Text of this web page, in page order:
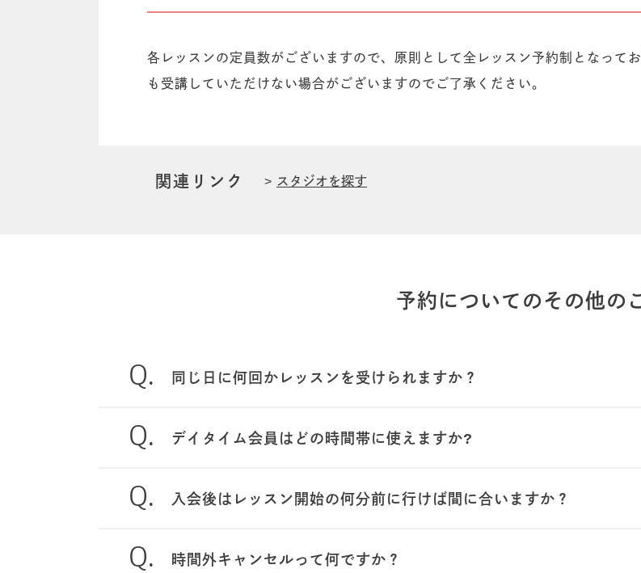
各レッスンの定員数がございますので、原則として全レッスン予約制となって
も受講していただけない場合がございますのでご了承ください。
関連リンク スタジオを探す
予約についてのその他の
同じ日に何回かレッスンを受けられますか？
デイタイム会員はどの時間帯に使えますか?
入会後はレッスン開始の何分前に行けば間に合いますか？
時間外キャンセルって何ですか？